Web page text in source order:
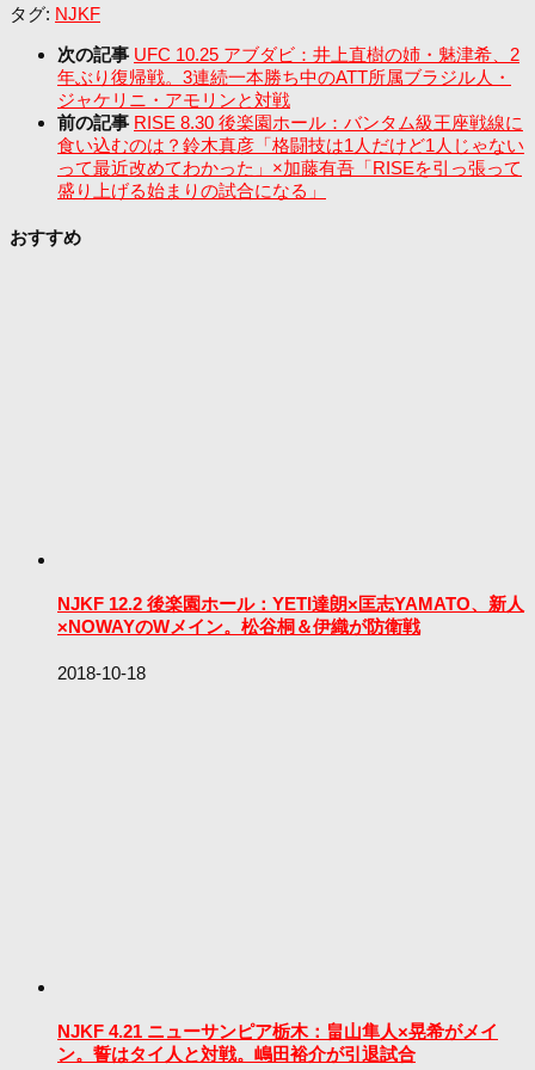
タグ: NJKF
次の記事 UFC 10.25 アブダビ：井上直樹の姉・魅津希、2
年ぶり復帰戦。3連続一本勝ち中のATT所属ブラジル人・
ジャケリニ・アモリンと対戦
前の記事 RISE 8.30 後楽園ホール：バンタム級王座戦線に
食い込むのは？鈴木真彦「格闘技は1人だけど1人じゃない
って最近改めてわかった」×加藤有吾「RISEを引っ張って
盛り上げる始まりの試合になる」
おすすめ
NJKF 12.2 後楽園ホール：YETI達朗×匡志YAMATO、新人
×NOWAYのWメイン。松谷桐＆伊織が防衛戦
2018-10-18
NJKF 4.21 ニューサンピア栃木：畠山隼人×晃希がメイ
ン。誓はタイ人と対戦。嶋田裕介が引退試合